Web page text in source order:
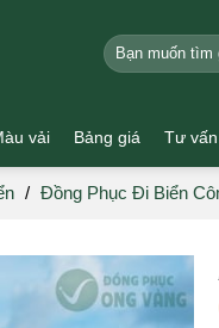
Tìm
kiếm:
vải Bảng giá Tư vấn
/ Đồng Phục Đi Biển